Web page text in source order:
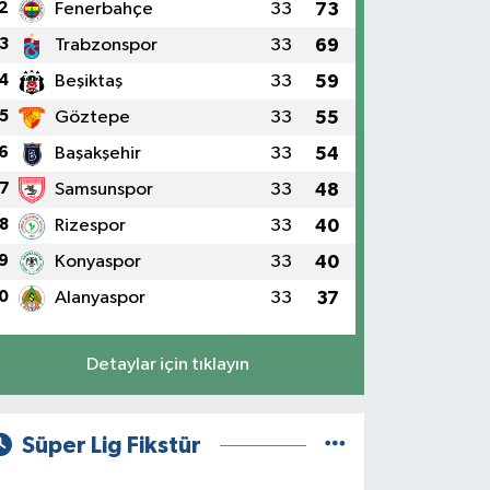
Fenerbahçe 33 73
3 Trabzonspor 33 69
Beşiktaş 33 59
5 Göztepe 33 55
Başakşehir 33 54
7 Samsunspor 33 48
8 Rizespor 33 40
Konyaspor 33 40
Alanyaspor 33 37
Detaylar için tıklayın
Süper Lig Fikstür